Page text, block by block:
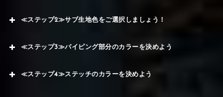
≪ステップ2≫サブ生地色をご選択しましょう！
≪ステップ3≫パイピング部分のカラーを決めよう
≪ステップ4≫ステッチのカラーを決めよう